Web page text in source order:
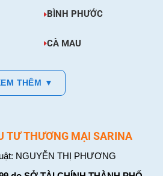
BÌNH PHƯỚC
CÀ MAU
THÊM ▼
TƯ THƯƠNG MẠI SARINA
NGUYỄN THỊ PHƯƠNG